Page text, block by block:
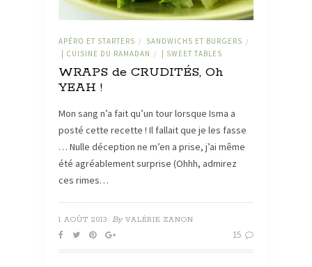
APÉRO ET STARTERS / SANDWICHS ET BURGERS /
| CUISINE DU RAMADAN / | SWEET TABLES
WRAPS de CRUDITÉS, Oh
YEAH !
Mon sang n’a fait qu’un tour lorsque Isma a
posté cette recette ! Il fallait que je les fasse
… Nulle déception ne m’en a prise, j’ai même
été agréablement surprise (Ohhh, admirez
ces rimes…
1 AOÛT 2013 By VALÉRIE ZANON
15